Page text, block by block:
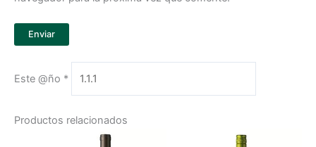
Este @ño *
Productos relacionados